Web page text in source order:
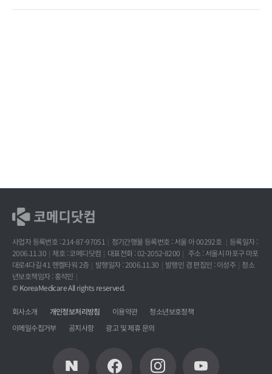
사업자 등록번호 : 214-87-97051 정기간행물 등록번호 : 서울 아 00292호
등록일자 :
2006.11.30
제호 : 코메디닷컴 대표전화 : 02-2052-8200
주소 : 서울시 마포구 마포
대로4다길 41 헨켈타워 2층
발행일자 : 2006.11.30 발행인 겸 편집인 : 이성주
청소
년보호책임자 : 홍석민
© KoreaMedicare All rights reserved.
회사소개 개인정보처리방침 이용약관
청소년보호정책
이메일수집거부
공지사항 광고 및 제휴 문의